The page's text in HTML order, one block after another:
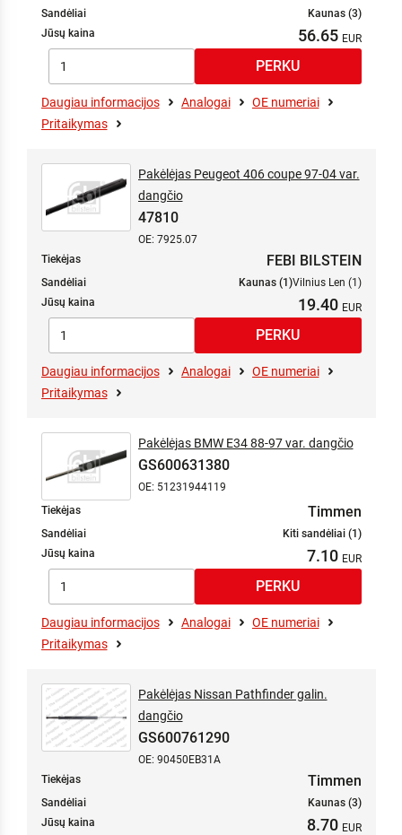
Sandėliai
Kaunas (3)
Jūsų kaina
56.65
Daugiau informacijos Analogai
OE numeriai
Pritaikymas
Pakėlėjas Peugeot 406 coupe 97-04 var.
dangčio
47810
OE: 7925.07
Tiekėjas
FEBI BILSTEIN
Sandėliai Kaunas (1)Vilnius Len (1)
Jūsų kaina
19.40
Daugiau informacijos Analogai
OE numeriai
Pritaikymas
Pakėlėjas BMW E34 88-97 var. dangčio
GS600631380
OE: 51231944119
Tiekėjas
Timmen
Sandėliai
Kiti sandėliai (1)
Jūsų kaina
7.10
Daugiau informacijos Analogai
OE numeriai
Pritaikymas
Pakėlėjas Nissan Pathfinder galin.
dangčio
GS600761290
OE: 90450EB31A
Tiekėjas
Timmen
Sandėliai
Kaunas (3)
Jūsų kaina
8.70